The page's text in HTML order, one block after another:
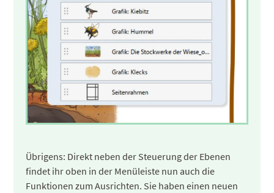
Übrigens: Direkt neben der Steuerung der Ebenen
findet ihr oben in der Menüleiste nun auch die
Funktionen zum Ausrichten. Sie haben einen neuen